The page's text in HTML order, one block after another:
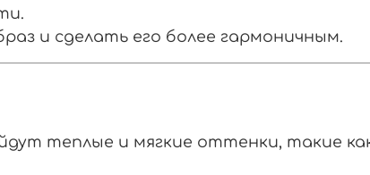
и сделать его более гармоничным.
теплые и мягкие оттенки, такие